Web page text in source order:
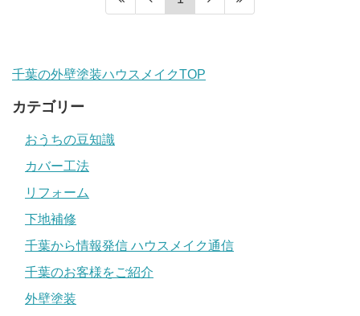
千葉の外壁塗装ハウスメイクTOP
カテゴリー
おうちの豆知識
カバー工法
リフォーム
下地補修
千葉から情報発信 ハウスメイク通信
千葉のお客様をご紹介
外壁塗装